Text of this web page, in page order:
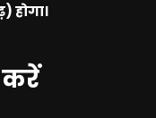
होगा।